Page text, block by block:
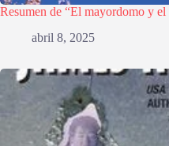
Resumen de “El mayordomo y
abril 8, 2025